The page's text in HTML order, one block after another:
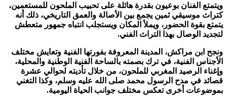
ويتمتع الفنان بوعيون بقدرة هائلة على تحبيب الملحون للمستعمين،
كتراث موسيقي ثمين يجمع بين الأصالة والعمق التاريخي، ذلك أنه
يتمتع بقوة الحضور، ويملأ المكان ويستجلب انتباه جمهور متعطش
لتجديد الوصال بهذا التراث الفني.
ونجح ابن مراكش، المدينة المعروفة بفورتها الفنية وتعايش مختلف
الأجناس الفنية، في ترك بصمته بالساحة الفنية الوطنية والمحلية،
وإغناء الرصيد المغربي للملحون، من خلال تأديته لحوالي عشرة
قصائد في مدح الرسول محمد صلى الله عليه وسلم، وكذا التغني
بموضوعات أخرى تعكس مختلف جوانب الحياة اليومية.